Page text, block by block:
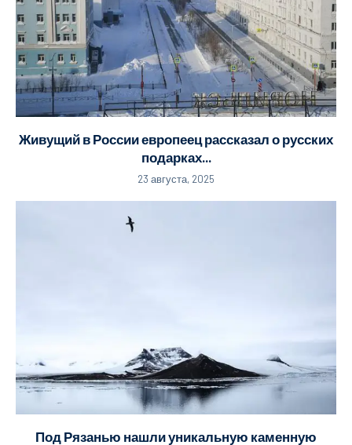
Живущий в России европеец рассказал о русских
подарках...
23 августа, 2025
Под Рязанью нашли уникальную каменную